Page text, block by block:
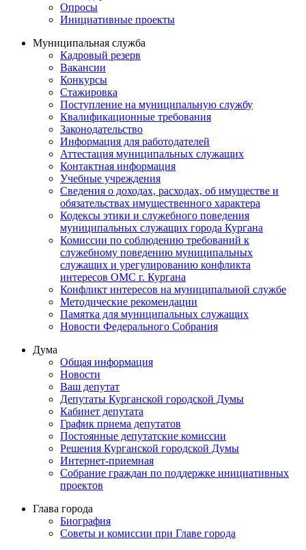
Опросы
Инициативные проекты
Муниципальная служба
Кадровый резерв
Вакансии
Конкурсы
Стажировка
Поступление на муниципальную службу
Квалификационные требования
Законодательство
Информация для работодателей
Аттестация муниципальных служащих
Контактная информация
Учебные учреждения
Сведения о доходах, расходах, об имуществе и
обязательствах имущественного характера
Кодексы этики и служебного поведения
муниципальных служащих города Кургана
Комиссии по соблюдению требований к
служебному поведению муниципальных
служащих и урегулированию конфликта
интересов ОМС г. Кургана
Конфликт интересов на муниципальной службе
Методические рекомендации
Памятка для муниципальных служащих
Новости Федерального Cобрания
Дума
Общая информация
Новости
Ваш депутат
Депутаты Курганской городской Думы
Кабинет депутата
График приема депутатов
Постоянные депутатские комиссии
Решения Курганской городской Думы
Интернет-приемная
Собрание граждан по поддержке инициативных
проектов
Глава города
Биография
Советы и комиссии при Главе города